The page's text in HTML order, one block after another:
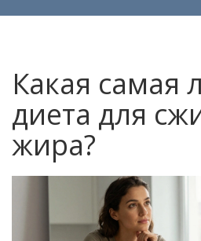
Какая самая
диета для
жира?